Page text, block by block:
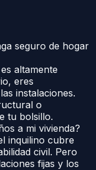
seguro de hogar
altamente
eres
instalaciones.
o
tu bolsillo.
a mi vivienda?
inquilino cubre
civil. Pero
fijas y los